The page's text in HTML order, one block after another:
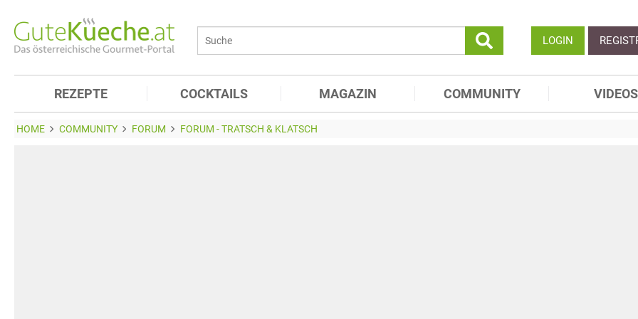
LOGIN
REZEPTE COCKTAILS MAGAZIN COMMUNITY VIDEOS
HOME COMMUNITY FORUM FORUM - TRATSCH & KLATSCH